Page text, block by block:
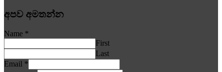
අපව අමතන්න
Name *
First
Last
Email *